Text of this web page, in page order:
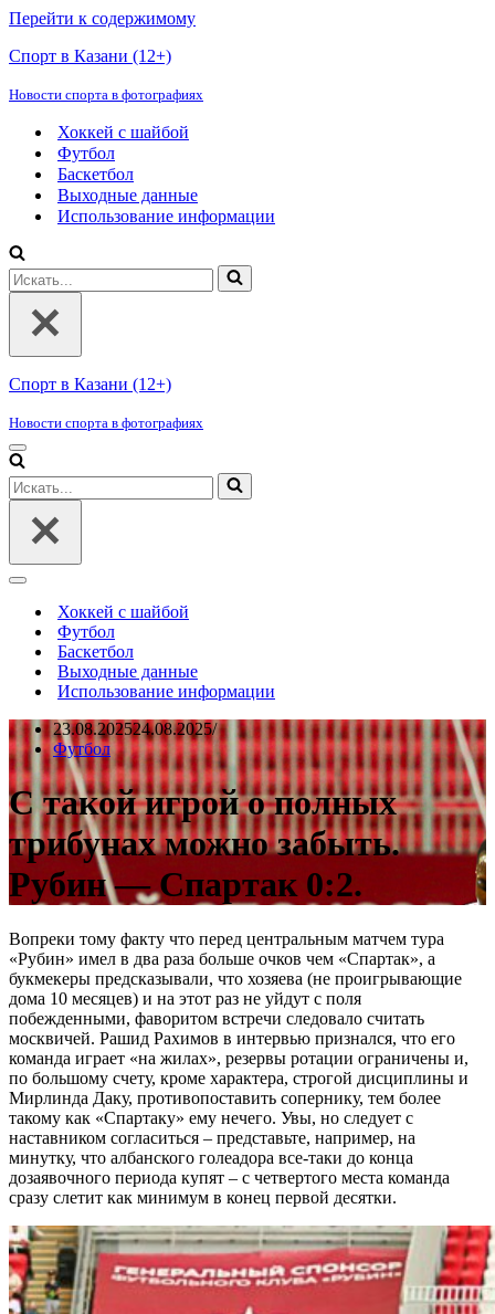
Перейти к содержимому
Спорт в Казани (12+)
Новости спорта в фотографиях
Хоккей с шайбой
Футбол
Баскетбол
Выходные данные
Использование информации
Искать...
Спорт в Казани (12+)
Новости спорта в фотографиях
Меню
навигации
Искать...
Меню
навигацииХоккей с шайбой
Футбол
Баскетбол
Выходные данные
Использование информации
23.08.202524.08.2025
Футбол
С такой игрой о полных
трибунах можно забыть.
Рубин — Спартак 0:2.
Вопреки тому факту что перед центральным матчем тура
«Рубин» имел в два раза больше очков чем «Спартак», а
букмекеры предсказывали, что хозяева (не проигрывающие
дома 10 месяцев) и на этот раз не уйдут с поля
побежденными, фаворитом встречи следовало считать
москвичей. Рашид Рахимов в интервью признался, что его
команда играет «на жилах», резервы ротации ограничены и,
по большому счету, кроме характера, строгой дисциплины и
Мирлинда Даку, противопоставить сопернику, тем более
такому как «Спартаку» ему нечего. Увы, но следует с
наставником согласиться – представьте, например, на
минутку, что албанского голеадора все-таки до конца
дозаявочного периода купят – с четвертого места команда
сразу слетит как минимум в конец первой десятки.